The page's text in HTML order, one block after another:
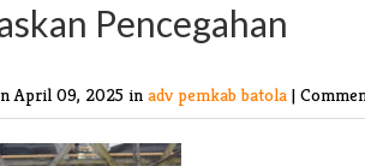
Pencegahan
April 09, 2025 in adv pemkab batola |